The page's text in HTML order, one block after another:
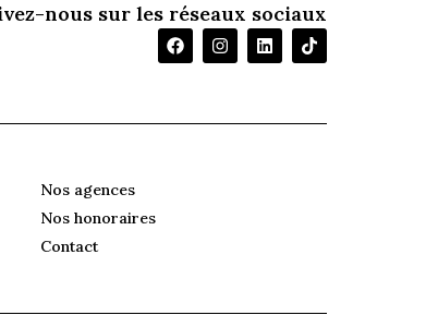
nous sur les réseaux sociaux
Nos agences
Nos honoraires
Contact